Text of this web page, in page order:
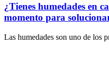
¿Tienes humedades en
momento para
Las humedades son uno de los